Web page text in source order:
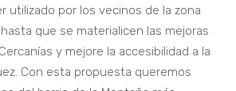
utilizado por los vecinos de la zona
que se materialicen las mejoras
y mejore la accesibilidad a la
Con esta propuesta queremos